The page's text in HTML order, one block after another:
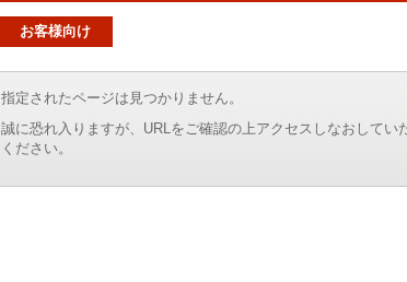
お客様向け
指定されたページは見つかりません。
誠に恐れ入りますが、URLをご確認の上アクセスしなおして
ください。